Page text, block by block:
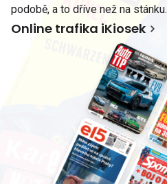
podobě, a to dříve než na stánku.
Online trafika iKiosek